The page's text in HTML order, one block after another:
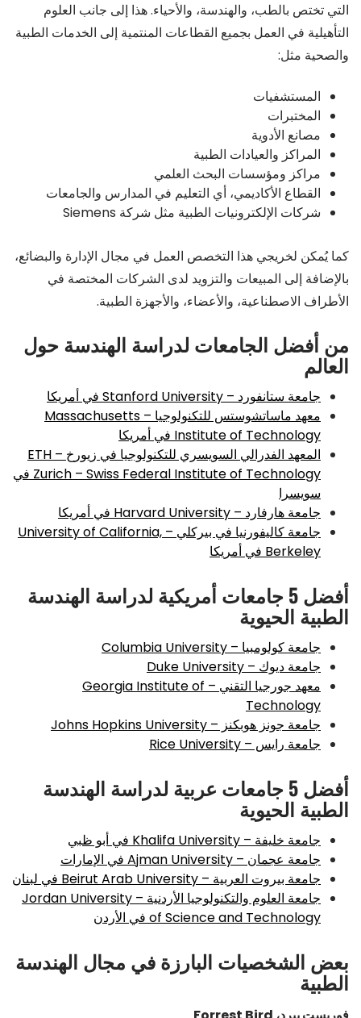
التي تختص بالطب، والهندسة، والأحياء. هذا إلى جانب العلوم
التأهيلية في العمل بجميع القطاعات المنتمية إلى الخدمات الطبية
والصحية مثل:
المستشفيات
المختبرات
مصانع الأدوية
المراكز والعيادات الطبية
مراكز ومؤسسات البحث العلمي
القطاع الأكاديمي، أي التعليم في المدارس والجامعات
شركات الإلكترونيات الطبية مثل شركة Siemens
كما يُمكن لخريجي هذا التخصص العمل في مجال الإدارة والبضائع،
بالإضافة إلى المبيعات والتزويد لدى الشركات المختصة في
الأطراف الاصطناعية، والأعضاء، والأجهزة الطبية.
من أفضل الجامعات لدراسة الهندسة حول
العالم
جامعة ستانفورد – Stanford University في أمريكا
معهد ماساتشوستس للتكنولوجيا – Massachusetts
Institute of Technology في أمريكا
المعهد الفدرالي السويسري للتكنولوجيا في زيورخ – ETH
Zurich – Swiss Federal Institute of Technology في
سويسرا
جامعة هارفارد – Harvard University في أمريكا
جامعة كاليفورنيا في بيركلي – University of California,
Berkeley في أمريكا
أفضل 5 جامعات أمريكية لدراسة الهندسة
الطبية الحيوية
جامعة كولومبيا – Columbia University
جامعة ديوك – Duke University
معهد جورجيا التقني – Georgia Institute of
Technology
جامعة جونز هوبكنز – Johns Hopkins University
جامعة رايس – Rice University
أفضل 5 جامعات عربية لدراسة الهندسة
الطبية الحيوية
جامعة خليفة – Khalifa University في أبو ظبي
جامعة عجمان – Ajman University في الإمارات
جامعة بيروت العربية – Beirut Arab University في لبنان
جامعة العلوم والتكنولوجيا الأردنية – Jordan University
of Science and Technology في الأردن
بعض الشخصيات البارزة في مجال الهندسة
الطبية